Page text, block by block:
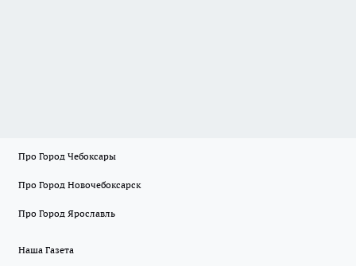
Про Город Чебоксары
Про Город Новочебоксарск
Про Город Ярославль
Наша Газета